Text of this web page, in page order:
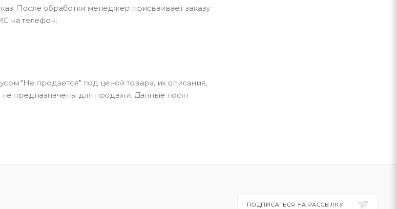
После обработки менеджер присваивает заказу
на телефон.
"Не продается" под ценой товара, их описания,
предназначены для продажи. Данные носят
ПОДПИСАТЬСЯ НА РАССЫЛКУ